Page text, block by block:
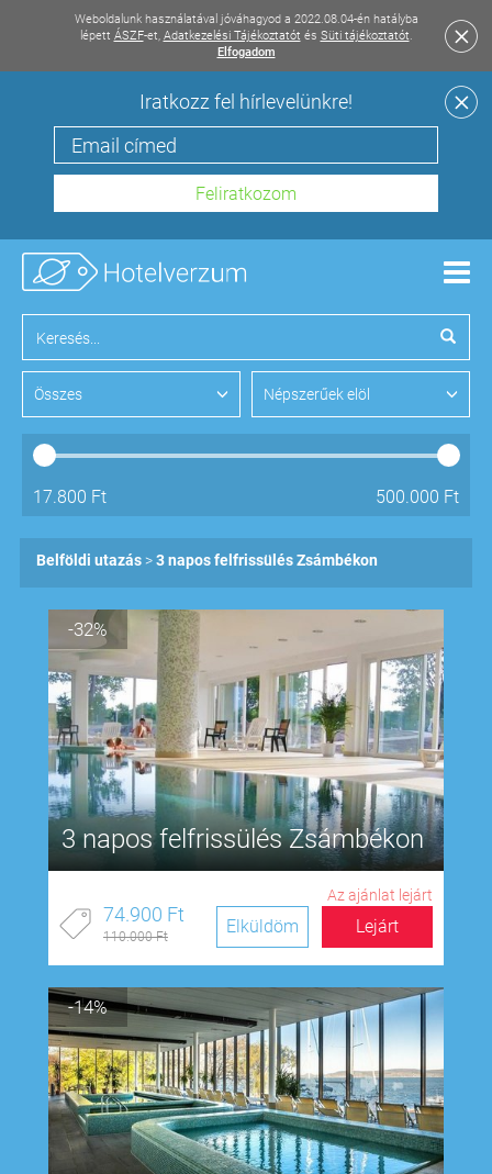
Weboldalunk használatával jóváhagyod a 2022.08.04-én hatályba
lépett ÁSZF-et, Adatkezelési Tájékoztatót és Süti tájékoztatót.
Elfogadom
Iratkozz fel hírlevelünkre!
Összes Népszerűek elöl
17.800 Ft 500.000 Ft
Belföldi utazás 3 napos felfrissülés Zsámbékon
-32%
3 napos felfrissülés Zsámbékon
Az ajánlat lejárt
74.900 Ft
110.000 Ft Lejárt
Elküldöm
-14%